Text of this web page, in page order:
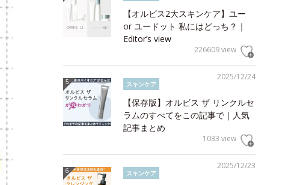
【オルビス2大スキンケア】ユー
or ユードット 私にはどっち？｜
Editor’s view
226609 view
2025/12/24
スキンケア
【保存版】オルビス ザ リンクルセ
ラムのすべてをこの記事で｜人気
記事まとめ
1033 view
2025/12/23
スキンケア